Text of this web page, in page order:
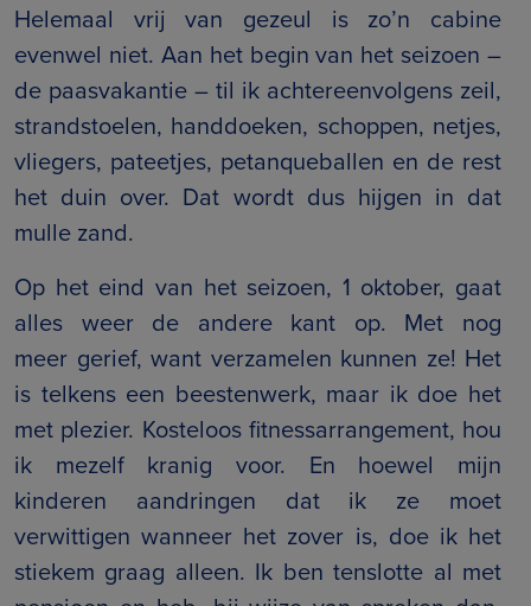
Helemaal vrij van gezeul is zo’n cabine
evenwel niet. Aan het begin van het seizoen –
de paasvakantie – til ik achtereenvolgens zeil,
strandstoelen, handdoeken, schoppen, netjes,
vliegers, pateetjes, petanqueballen en de rest
het duin over. Dat wordt dus hijgen in dat
mulle zand.
Op het eind van het seizoen, 1 oktober, gaat
alles weer de andere kant op. Met nog
meer gerief, want verzamelen kunnen ze! Het
is telkens een beestenwerk, maar ik doe het
met plezier. Kosteloos fitnessarrangement, hou
ik mezelf kranig voor. En hoewel mijn
kinderen aandringen dat ik ze moet
verwittigen wanneer het zover is, doe ik het
stiekem graag alleen. Ik ben tenslotte al met